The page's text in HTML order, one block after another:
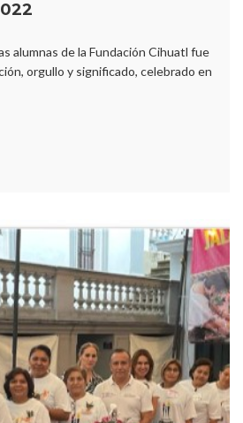
alumnas de la Fundación Cihuatl fue
orgullo y significado, celebrado en